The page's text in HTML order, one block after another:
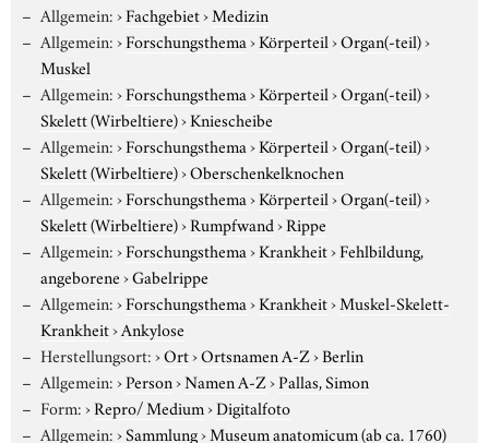
Allgemein:›Fachgebiet›Medizin
Allgemein:›Forschungsthema›Körperteil›Organ(-teil)›
Muskel
Allgemein:›Forschungsthema›Körperteil›Organ(-teil)›
Skelett (Wirbeltiere)›Kniescheibe
Allgemein:›Forschungsthema›Körperteil›Organ(-teil)›
Skelett (Wirbeltiere)›Oberschenkelknochen
Allgemein:›Forschungsthema›Körperteil›Organ(-teil)›
Skelett (Wirbeltiere)›Rumpfwand›Rippe
Allgemein:›Forschungsthema›Krankheit›Fehlbildung,
angeborene›Gabelrippe
Allgemein:›Forschungsthema›Krankheit›Muskel-Skelett-
Krankheit›Ankylose
Herstellungsort:›Ort›Ortsnamen A-Z›Berlin
Allgemein:›Person›Namen A-Z›Pallas, Simon
Form:›Repro/ Medium›Digitalfoto
Allgemein:›Sammlung›Museum anatomicum (ab ca. 1760)